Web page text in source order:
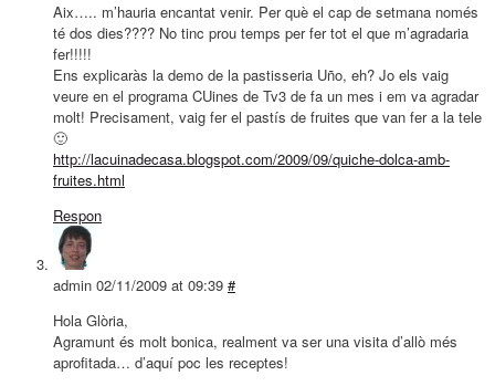
Aix….. m’hauria encantat venir. Per què el cap de setmana només
té dos dies???? No tinc prou temps per fer tot el que m’agradaria
fer!!!!!
Ens explicaràs la demo de la pastisseria Uño, eh? Jo els vaig
veure en el programa CUines de Tv3 de fa un mes i em va agradar
molt! Precisament, vaig fer el pastís de fruites que van fer a la tele
🙂
http://lacuinadecasa.blogspot.com/2009/09/quiche-dolca-amb-
fruites.html
Respon
admin 02/11/2009 at 09:39 #
Hola Glòria,
Agramunt és molt bonica, realment va ser una visita d’allò més
aprofitada… d’aquí poc les receptes!